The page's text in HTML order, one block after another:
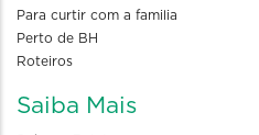
Para curtir com a familia
Perto de BH
Roteiros
Saiba Mais